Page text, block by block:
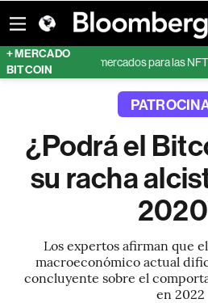
+ MERCADO
BITCOIN
los mayores mercados para las NFT
¿Podrá el
su racha
Los expertos afirman que
macroeconómico actual
concluyente sobre el
en 2022